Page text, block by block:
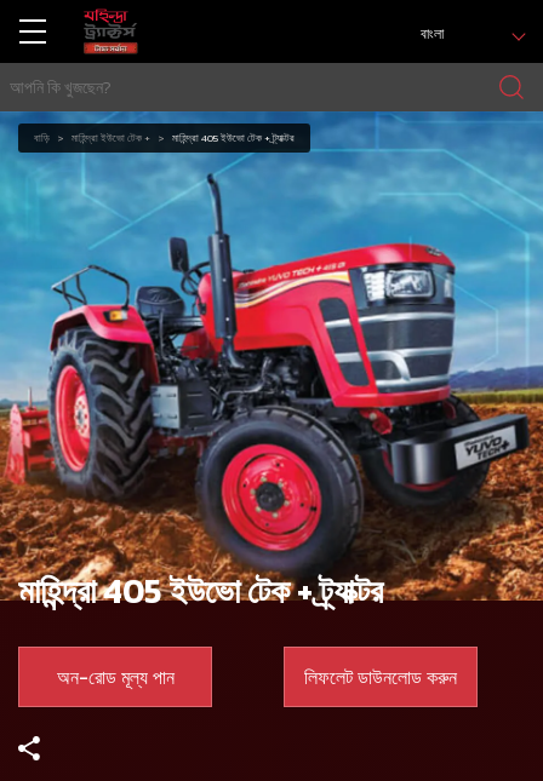
বাংলা
বাড়ি মাহিন্দ্রা ইউভো টেক + মাহিন্দ্রা 405 ইউভো টেক + ট্র্যাক্টর
মাহিন্দ্রা 405 ইউভো টেক + ট্র্যাক্টর
অন-রোড মূল্য পান লিফলেট ডাউনলোড করুন